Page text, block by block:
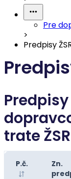
Pre
>
Predpisy
trate ŽSR
P.č.
Zn.